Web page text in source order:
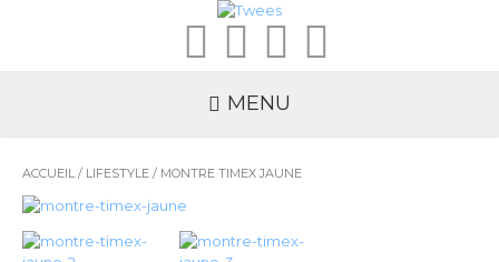
MENU
ACCUEIL / LIFESTYLE / MONTRE TIMEX JAUNE